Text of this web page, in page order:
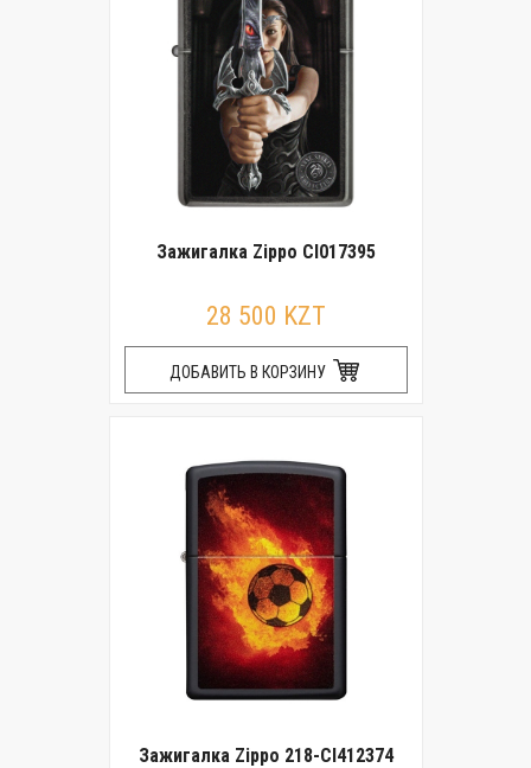
Зажигалка Zippo CI017395
28 500 KZT
ДОБАВИТЬ В КОРЗИНУ
Зажигалка Zippo 218-CI412374